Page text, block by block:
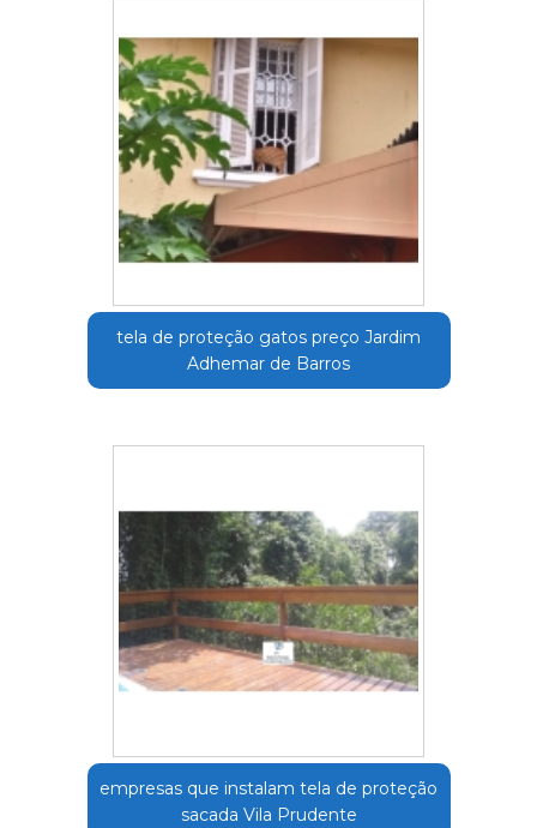
tela de proteção gatos preço Jardim
Adhemar de Barros
empresas que instalam tela de proteção
sacada Vila Prudente